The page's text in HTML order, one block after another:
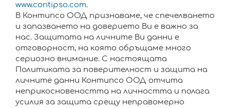
www.contipso.com.
В Контипсо ООД признаваме, че спечелването
и запазването на доверието Ви е важно за
нас. Защитата на личните Ви данни е
отговорност, на която обръщаме много
сериозно внимание. С настоящата
Политиката за поверителност и защита на
личните данни Контипсо ООД отчита
неприкосновеността на личността и полага
усилия за защита срещу неправомерно